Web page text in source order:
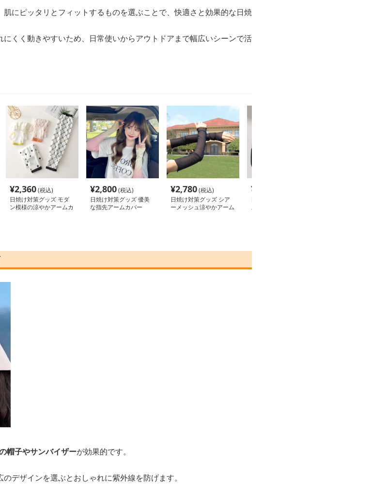
にピッタリとフィットするものを選ぶことで、快適さと効果的な日焼
くく動きやすいため、日常使いからアウトドアまで幅広いシーンで活
¥2,360(税込)
日焼け対策グッズ モダ
ン模様の涼やかアームカ
¥2,800(税込)
日焼け対策グッズ 優美
な指先アームカバー
¥2,780(税込)
日焼け対策グッズ シア
ーメッシュ涼やかアーム
¥
ストレッチアームカバー
帽子やサンバイザーが効果的です。
デザインを選ぶとおしゃれに紫外線を防げます。